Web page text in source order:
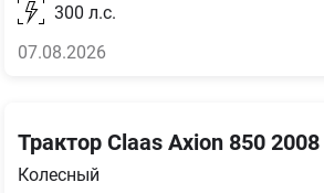
300 л.с.
07.08.2026
Трактор Claas Axion 850 2008
Колесный